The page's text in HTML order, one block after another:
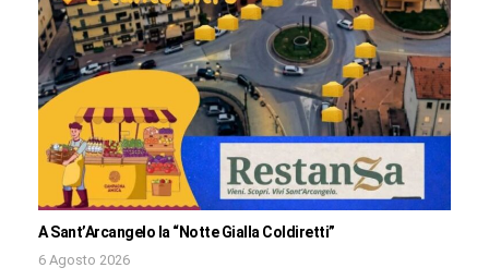
A Sant’Arcangelo la “Notte Gialla Coldiretti”
6 Agosto 2026